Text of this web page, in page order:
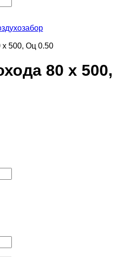
500, Оц 0.50
80 х 500,